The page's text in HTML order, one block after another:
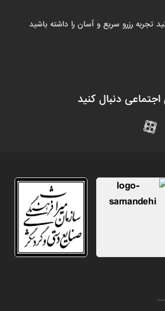
تجربه رزرو سریع و آسان را داشته باشید
دنبال کنید